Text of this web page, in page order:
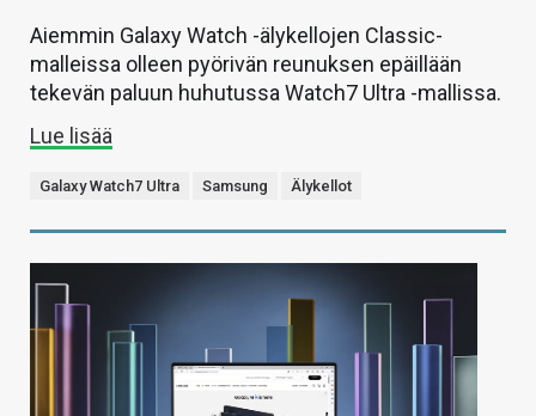
Aiemmin Galaxy Watch -älykellojen Classic-
malleissa olleen pyörivän reunuksen epäillään
tekevän paluun huhutussa Watch7 Ultra -mallissa.
Lue lisää
Galaxy Watch7 Ultra Samsung Älykellot